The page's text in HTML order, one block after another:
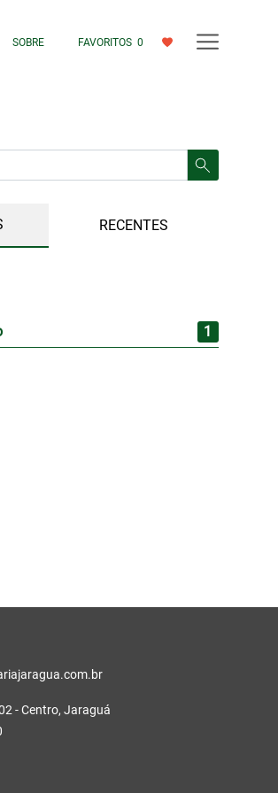
SOBRE FAVORITOS 0
RECENTES
1
- Centro, Jaraguá